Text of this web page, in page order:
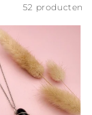
52 producten